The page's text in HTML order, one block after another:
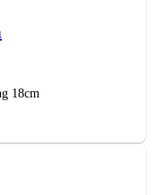
18cm